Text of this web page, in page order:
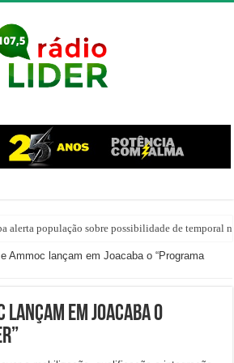
alerta população sobre possibilidade de temporal
Ammoc lançam em Joacaba o “Programa
lançam em Joacaba o